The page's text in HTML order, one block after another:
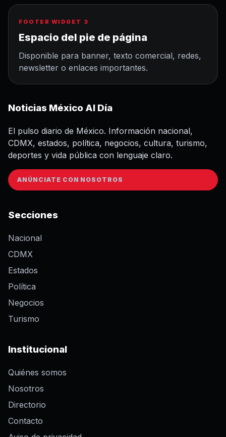
FOOTER WIDGET 3
Espacio del pie de página
Disponible para banner, texto comercial, redes,
newsletter o enlaces importantes.
Noticias México Al Día
El pulso diario de México. Información nacional,
CDMX, estados, política, negocios, cultura, turismo,
deportes y vida pública con lenguaje claro.
ANÚNCIATE CON NOSOTROS
Secciones
Nacional
CDMX
Estados
Política
Negocios
Turismo
Institucional
Quiénes somos
Nosotros
Directorio
Contacto